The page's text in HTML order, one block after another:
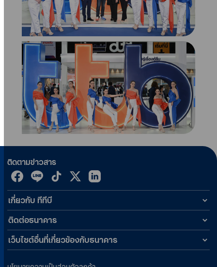
ติดตามข่าวสาร
เกี่ยวกับ ทีทีบี
ติดต่อธนาคาร
เว็บไซต์อื่นที่เกี่ยวข้องกับธนาคาร